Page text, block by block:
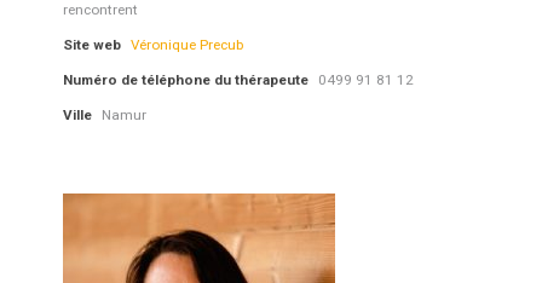
rencontrent
Site web Véronique Precub
Numéro de téléphone du thérapeute 0499 91 81 12
Ville Namur